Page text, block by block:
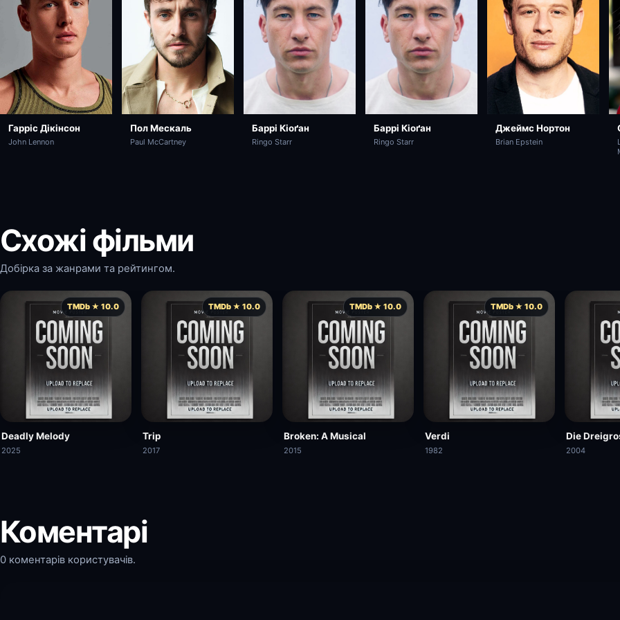
Гарріс Дікінсон
John Lennon
Пол Мескаль
Paul McCartney
Баррі Кіоґан
Ringo Starr
Баррі Кіоґан
Ringo Starr
Джеймс Нортон
Brian Epstein
Схожі фільми
Добірка за жанрами та рейтингом.
TMDb ★ 10.0
Deadly Melody
2025
TMDb ★ 10.0
Trip
2017
TMDb ★ 10.0
Broken: A Musical
2015
TMDb ★ 10.0
Verdi
1982
Die
2004
Коментарі
0 коментарів користувачів.